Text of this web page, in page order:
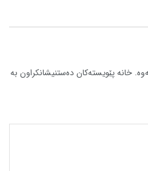
خانە پێویستەکان دەستنیشانکراون بە